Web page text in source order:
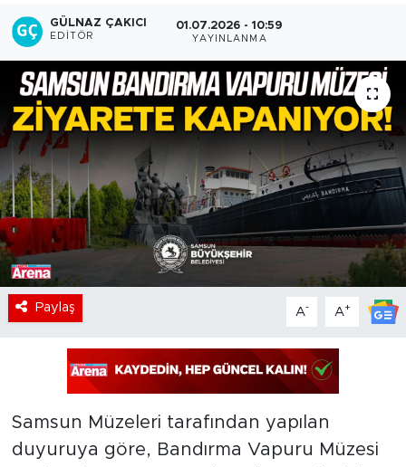
GÜLNAZ ÇAKICI
EDITÖR
01.07.2026 - 10:59
YAYINLANMA
Paylaş A- A+
Samsun Müzeleri tarafından yapılan
duyuruya göre, Bandırma Vapuru Müzesi